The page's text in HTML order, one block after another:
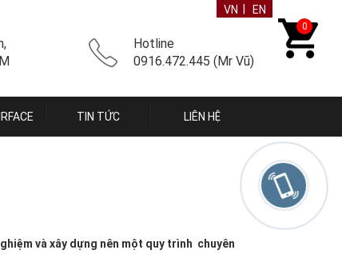
VN EN
Hotline
0916.472.445 (Mr Vũ)
0
TIN TỨC LIÊN HỆ
và xây dựng nên một quy trình chuyên